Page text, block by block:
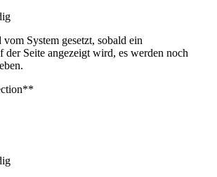
vom System gesetzt, sobald ein
der Seite angezeigt wird, es werden noch